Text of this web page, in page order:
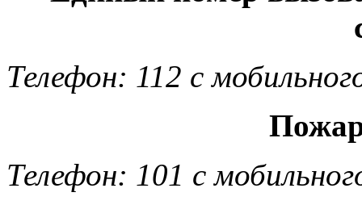
Телефон: 112 с
Телефон: 101 с